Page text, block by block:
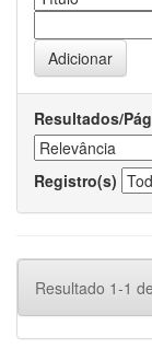
Resultados/
Registro(s)
Resultado 1-1